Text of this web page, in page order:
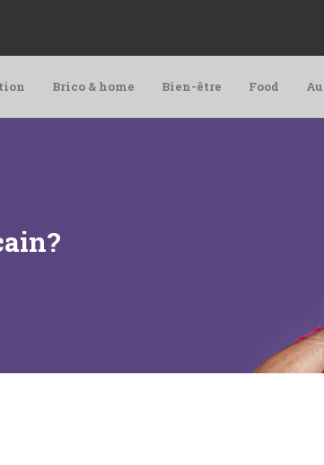
Brico & home Bien-être Food